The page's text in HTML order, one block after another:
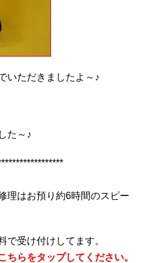
いただきましたよ～♪
た～♪
理はお預り約6時間のスピー
で受け付けしてます。
らをタップしてください。